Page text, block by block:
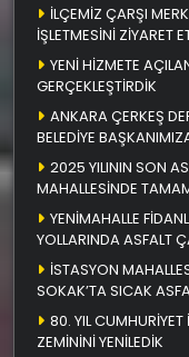
İLÇEMİZ ÇARŞI
İŞLETMESİNİ ZİYARET
YENİ HİZMETE
GERÇEKLEŞTİRDİK
ANKARA ÇERKEŞ
BELEDİYE
2025 YILININ SON
MAHALLESİNDE
YENİMAHALLE
YOLLARINDA ASFALT
İSTASYON
SOKAK’TA SICAK
80. YIL
ZEMİNİNİ YENİLEDİK